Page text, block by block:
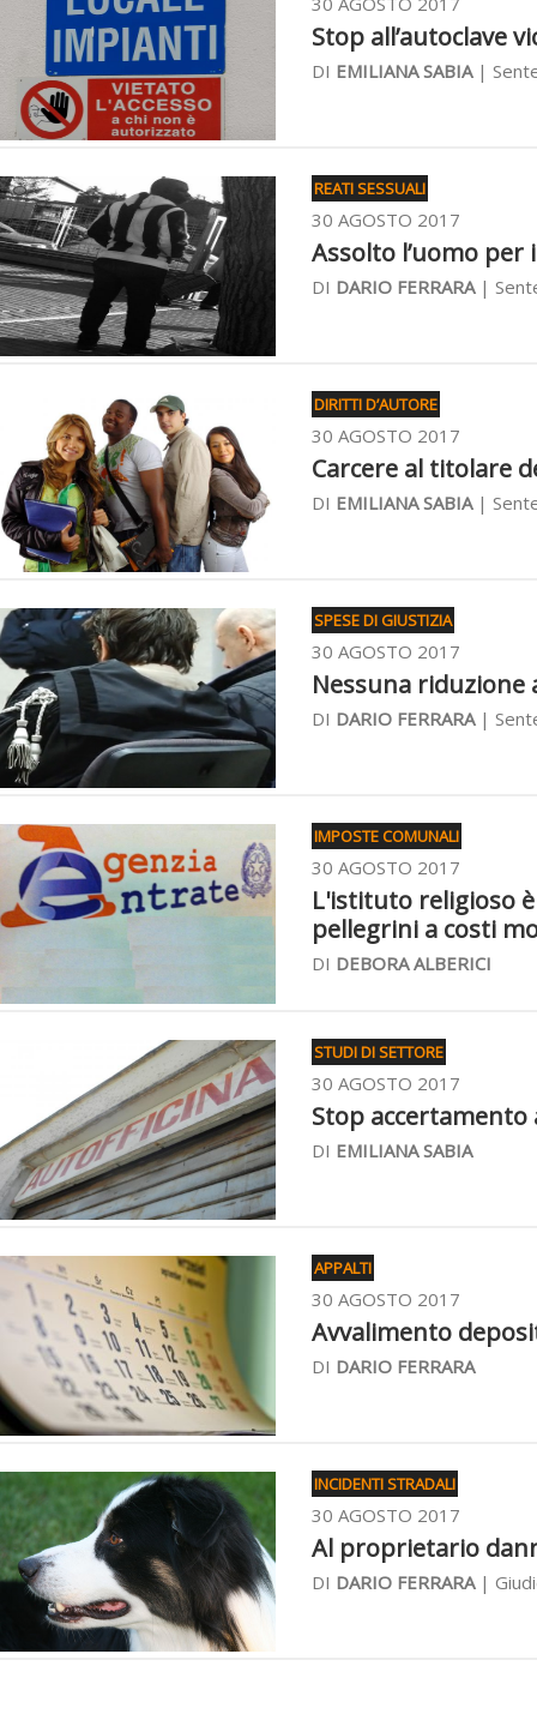
Stop all’autoclave
DI EMILIANA SABIA|
REATI SESSUALI
30 AGOSTO 2017
Assolto l’uomo per
DI DARIO FERRARA|
DIRITTI D’AUTORE
30 AGOSTO 2017
Carcere al titolare
DI EMILIANA SABIA|
SPESE DI GIUSTIZIA
30 AGOSTO 2017
Nessuna riduzione
DI DARIO FERRARA|
IMPOSTE COMUNALI
30 AGOSTO 2017
L'istituto religioso
pellegrini a costi
DI DEBORA ALBERICI
STUDI DI SETTORE
30 AGOSTO 2017
Stop accertamento
DI EMILIANA SABIA
APPALTI
30 AGOSTO 2017
Avvalimento
DI DARIO FERRARA
INCIDENTI STRADALI
30 AGOSTO 2017
Al proprietario
DI DARIO FERRARA|